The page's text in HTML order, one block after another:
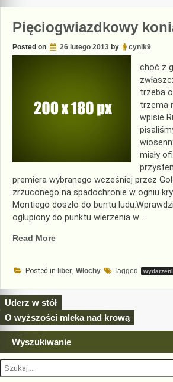
Pięciogwiazdkowy
Posted on 26 lutego 2013 by cynik9
choć z
trzeba
trzema
wpisie
miały
premiera wybranego wcześniej przez
zrzuconego na spadochronie w ogniu
Montiego doszło do buntu
ogłupiony do punktu wierzenia w …
Read More„Pięciogwiazdkowy
Italię”
Posted in liber Włochy Tagged
Nawigacja
wpisu
Uderz w stół
O wyższości mleka nad krową
Wyszukiwanie
Szukaj: